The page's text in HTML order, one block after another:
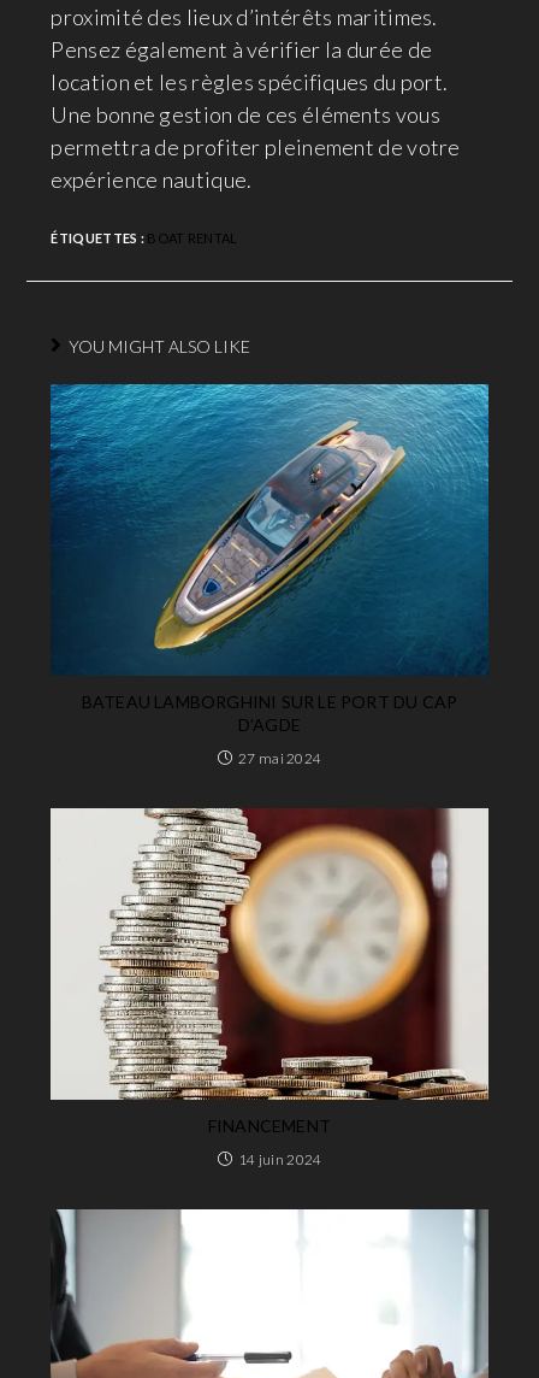
proximité des lieux d’intérêts maritimes.
Pensez également à vérifier la durée de
location et les règles spécifiques du port.
Une bonne gestion de ces éléments vous
permettra de profiter pleinement de votre
expérience nautique.
ÉTIQUETTES : BOAT RENTAL
YOU MIGHT ALSO LIKE
BATEAU LAMBORGHINI SUR LE PORT DU CAP
D’AGDE
27 mai 2024
FINANCEMENT
14 juin 2024